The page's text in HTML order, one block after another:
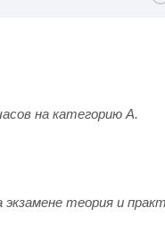
на категорию А.
теория и